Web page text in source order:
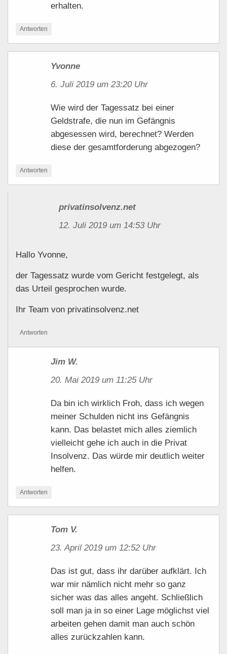
erhalten.
Antworten
Yvonne
6. Juli 2019 um 23:20 Uhr
Wie wird der Tagessatz bei einer
Geldstrafe, die nun im Gefängnis
abgesessen wird, berechnet? Werden
diese der gesamtforderung abgezogen?
Antworten
privatinsolvenz.net
12. Juli 2019 um 14:53 Uhr
Hallo Yvonne,
der Tagessatz wurde vom Gericht festgelegt, als
das Urteil gesprochen wurde.
Ihr Team von privatinsolvenz.net
Antworten
Jim W.
20. Mai 2019 um 11:25 Uhr
Da bin ich wirklich Froh, dass ich wegen
meiner Schulden nicht ins Gefängnis
kann. Das belastet mich alles ziemlich
vielleicht gehe ich auch in die Privat
Insolvenz. Das würde mir deutlich weiter
helfen.
Antworten
Tom V.
23. April 2019 um 12:52 Uhr
Das ist gut, dass ihr darüber aufklärt. Ich
war mir nämlich nicht mehr so ganz
sicher was das alles angeht. Schließlich
soll man ja in so einer Lage möglichst viel
arbeiten gehen damit man auch schön
alles zurückzahlen kann.